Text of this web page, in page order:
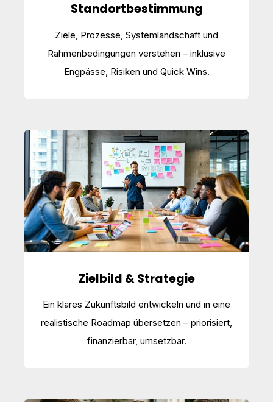
Standortbestimmung
Ziele, Prozesse, Systemlandschaft und
Rahmenbedingungen verstehen – inklusive
Engpässe, Risiken und Quick Wins.
Zielbild & Strategie
Ein klares Zukunftsbild entwickeln und in eine
realistische Roadmap übersetzen – priorisiert,
finanzierbar, umsetzbar.